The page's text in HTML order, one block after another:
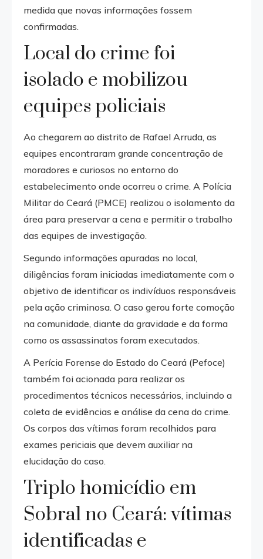
medida que novas informações fossem
confirmadas.
Local do crime foi
isolado e mobilizou
equipes policiais
Ao chegarem ao distrito de Rafael Arruda, as
equipes encontraram grande concentração de
moradores e curiosos no entorno do
estabelecimento onde ocorreu o crime. A Polícia
Militar do Ceará (PMCE) realizou o isolamento da
área para preservar a cena e permitir o trabalho
das equipes de investigação.
Segundo informações apuradas no local,
diligências foram iniciadas imediatamente com o
objetivo de identificar os indivíduos responsáveis
pela ação criminosa. O caso gerou forte comoção
na comunidade, diante da gravidade e da forma
como os assassinatos foram executados.
A Perícia Forense do Estado do Ceará (Pefoce)
também foi acionada para realizar os
procedimentos técnicos necessários, incluindo a
coleta de evidências e análise da cena do crime.
Os corpos das vítimas foram recolhidos para
exames periciais que devem auxiliar na
elucidação do caso.
Triplo homicídio em
Sobral no Ceará: vítimas
identificadas e